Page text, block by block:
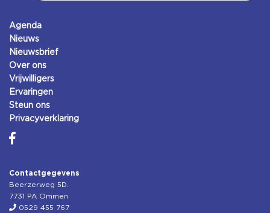
Agenda
Nieuws
Nieuwsbrief
Over ons
Vrijwilligers
Ervaringen
Steun ons
Privacyverklaring
Contactgegevens
Beerzerweg 5D.
7731 PA Ommen
0529 455 767